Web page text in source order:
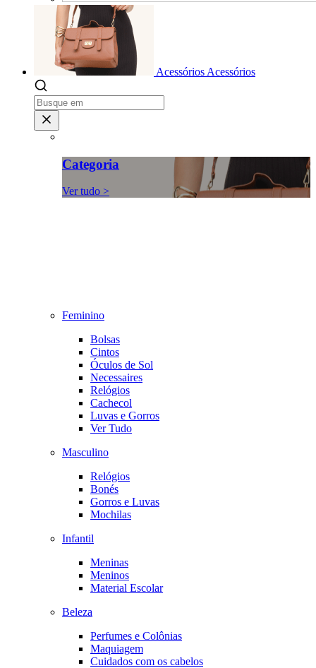
Acessórios Acessórios
Categoria
Ver tudo >
Feminino
Bolsas
Cintos
Óculos de Sol
Necessaires
Relógios
Cachecol
Luvas e Gorros
Ver Tudo
Masculino
Relógios
Bonés
Gorros e Luvas
Mochilas
Infantil
Meninas
Meninos
Material Escolar
Beleza
Perfumes e Colônias
Maquiagem
Cuidados com os cabelos